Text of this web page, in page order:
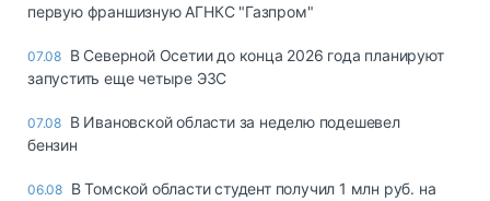
первую франшизную АГНКС "Газпром"
07.08 В Северной Осетии до конца 2026 года планируют
запустить еще четыре ЭЗС
07.08 В Ивановской области за неделю подешевел
бензин
06.08 В Томской области студент получил 1 млн руб. на